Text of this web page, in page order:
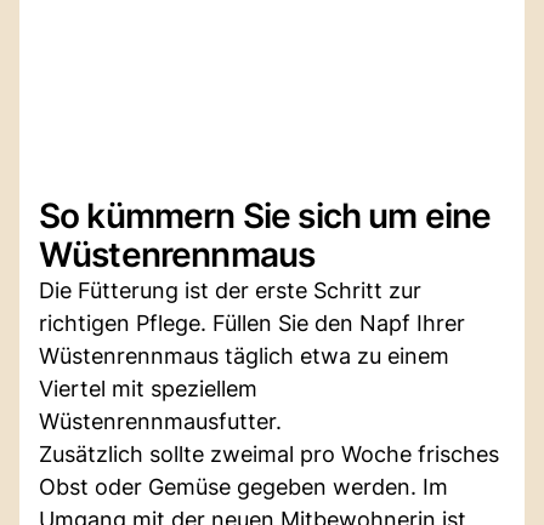
So kümmern Sie sich um eine
Wüstenrennmaus
Die Fütterung ist der erste Schritt zur
richtigen Pflege. Füllen Sie den Napf Ihrer
Wüstenrennmaus täglich etwa zu einem
Viertel mit speziellem
Wüstenrennmausfutter.
Zusätzlich sollte zweimal pro Woche frisches
Obst oder Gemüse gegeben werden. Im
Umgang mit der neuen Mitbewohnerin ist